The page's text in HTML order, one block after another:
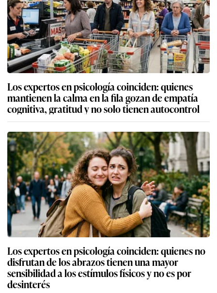
Los expertos en psicología coinciden: quienes
mantienen la calma en la fila gozan de empatía
cognitiva, gratitud y no solo tienen autocontrol
Los expertos en psicología coinciden: quienes no
disfrutan de los abrazos tienen una mayor
sensibilidad a los estímulos físicos y no es por
desinterés